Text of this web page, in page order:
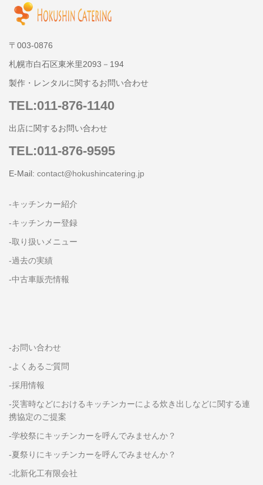
〒003-0876
札幌市白石区東米里2093－194
製作・レンタルに関するお問い合わせ
TEL:011-876-1140
出店に関するお問い合わせ
TEL:011-876-9595
E-Mail: contact@hokushincatering.jp
-キッチンカー紹介
-キッチンカー登録
-取り扱いメニュー
-過去の実績
-中古車販売情報
-お問い合わせ
-よくあるご質問
-採用情報
-災害時などにおけるキッチンカーによる炊き出しなどに関する連
携協定のご提案
-学校祭にキッチンカーを呼んでみませんか？
-夏祭りにキッチンカーを呼んでみませんか？
-北新化工有限会社